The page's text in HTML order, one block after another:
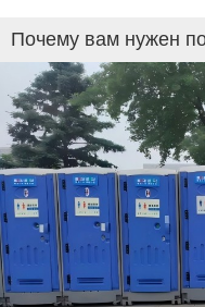
Почему вам нужен